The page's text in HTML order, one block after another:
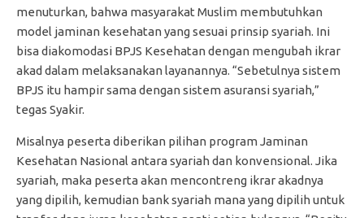
menuturkan, bahwa masyarakat Muslim membutuhkan
model jaminan kesehatan yang sesuai prinsip syariah. Ini
bisa diakomodasi BPJS Kesehatan dengan mengubah ikrar
akad dalam melaksanakan layanannya. “Sebetulnya sistem
BPJS itu hampir sama dengan sistem asuransi syariah,”
tegas Syakir.
Misalnya peserta diberikan pilihan program Jaminan
Kesehatan Nasional antara syariah dan konvensional. Jika
syariah, maka peserta akan mencontreng ikrar akadnya
yang dipilih, kemudian bank syariah mana yang dipilih untuk